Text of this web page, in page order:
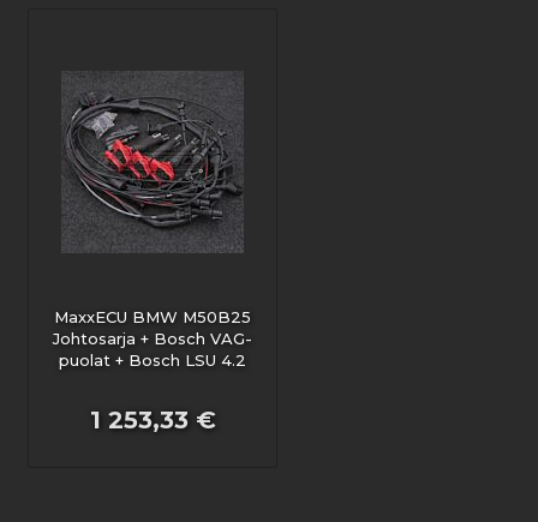
MaxxECU BMW M50B25
Johtosarja + Bosch VAG-
puolat + Bosch LSU 4.2
1 253,33 €